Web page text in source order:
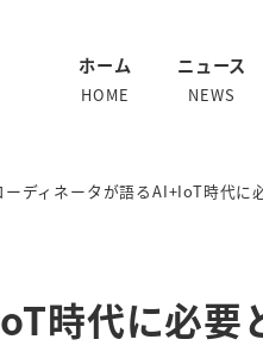
ホーム
HOME
ニュース
NEWS
ーディネータが語るAI+IoT時代
時代に必要